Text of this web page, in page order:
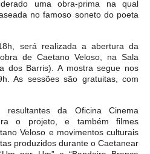
uma obra-prima na qual
no famoso soneto do poeta
será realizada a abertura da
de Caetano Veloso, na Sala
dos Barris). A mostra segue nos
As sessões são gratuitas, com
da Oficina Cinema
o projeto, e também filmes
Veloso e movimentos culturais
produzidos durante o Caetanear